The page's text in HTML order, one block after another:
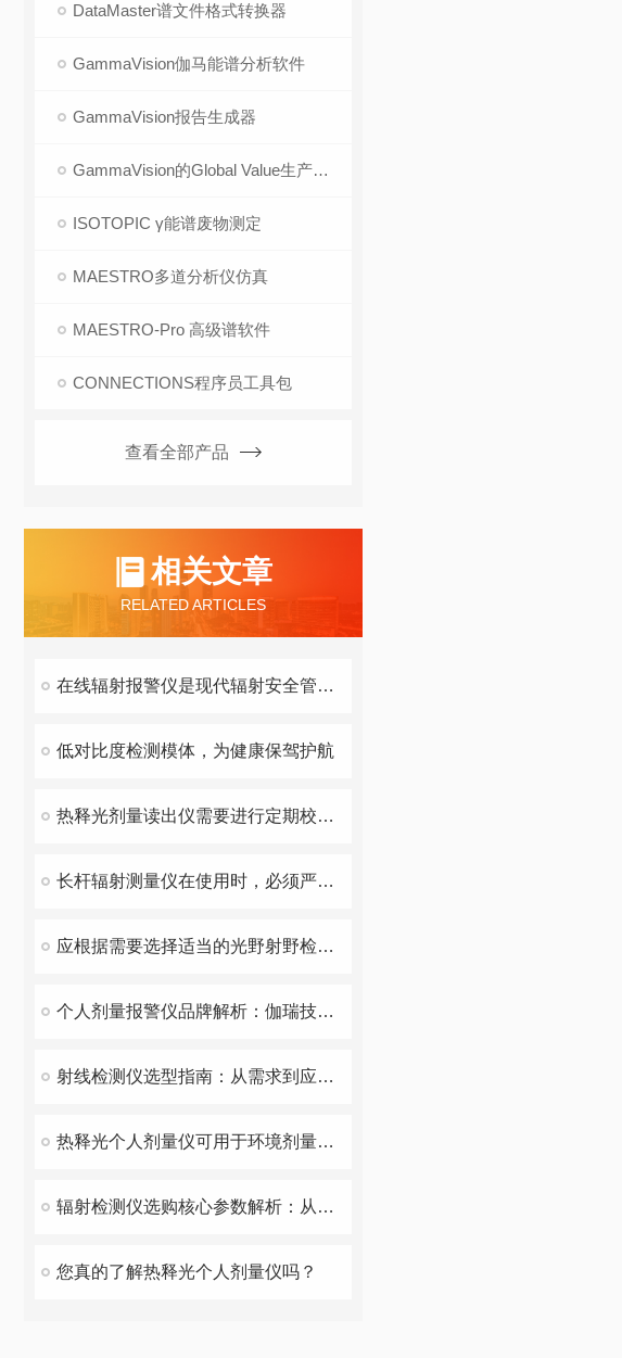
DataMaster谱文件格式转换器
GammaVision伽马能谱分析软件
GammaVision报告生成器
GammaVision的Global Value生产力套件
ISOTOPIC γ能谱废物测定
MAESTRO多道分析仪仿真
MAESTRO-Pro 高级谱软件
CONNECTIONS程序员工具包
查看全部产品
相关文章
RELATED ARTICLES
在线辐射报警仪是现代辐射安全管理体系中不可少的一环
低对比度检测模体，为健康保驾护航
热释光剂量读出仪需要进行定期校准和标定
长杆辐射测量仪在使用时，必须严格遵守操作规程
应根据需要选择适当的光野射野检测板
个人剂量报警仪品牌解析：伽瑞技术实力与市场表现
射线检测仪选型指南：从需求到应用场景的科学决策
热释光个人剂量仪可用于环境剂量监测等领域
辐射检测仪选购核心参数解析：从灵敏度到抗干扰能力的技术指南
您真的了解热释光个人剂量仪吗？